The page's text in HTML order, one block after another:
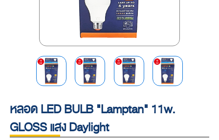
หลอด LED BULB "Lamptan" 11w.
GLOSS แสง Daylight